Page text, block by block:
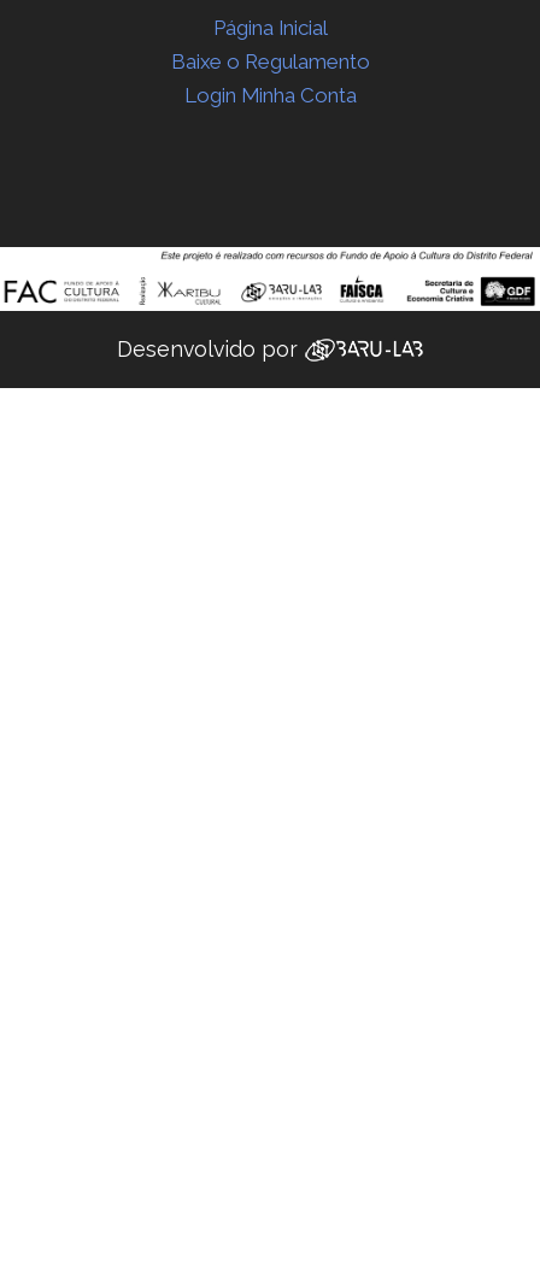
Página Inicial
Baixe o Regulamento
Login Minha Conta
Desenvolvido por ‌